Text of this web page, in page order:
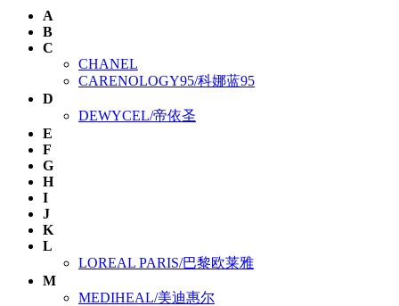
A
B
C
CHANEL
CARENOLOGY95/科娜蓝95
D
DEWYCEL/帝依圣
E
F
G
H
I
J
K
L
LOREAL PARIS/巴黎欧莱雅
M
MEDIHEAL/美迪惠尔